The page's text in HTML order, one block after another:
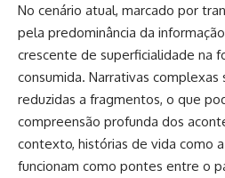
No cenário atual, marcado por
pela predominância da
crescente de superficialidade na
consumida. Narrativas
reduzidas a fragmentos, o que
compreensão profunda dos
contexto, histórias de vida como
funcionam como pontes entre o